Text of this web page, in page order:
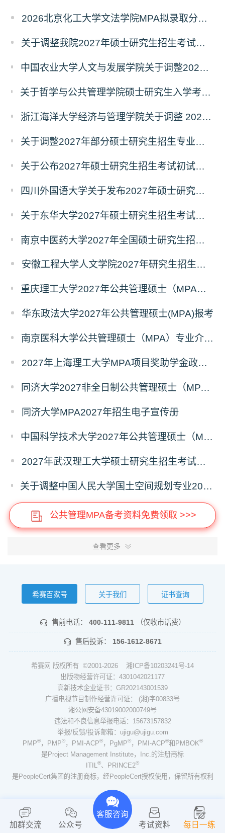
2026北京化工大学文法学院MPA拟录取分析解读
关于调整我院2027年硕士研究生招生考试科目及参考书的通知
中国农业大学人文与发展学院关于调整2027年硕士研究生招生考试初试科目的通知
关于哲学与公共管理学院硕士研究生入学考试（初试） 考试科目及参考书目变更的通知（二）
浙江海洋大学经济与管理学院关于调整 2027年硕士研究生招生考试初试科目的公告
关于调整2027年部分硕士研究生招生专业初试考试科目的公告（持续更新中）
关于公布2027年硕士研究生招生考试初试自命题科目考试大纲的通知
四川外国语大学关于发布2027年硕士研究生招生考试自命题科目大纲的公告
关于东华大学2027年硕士研究生招生考试（初试）招生目录拟调整公告（一）
南京中医药大学2027年全国硕士研究生招生考试初试自命题科目考试内容及参考书目
安徽工程大学人文学院2027年研究生招生简章
重庆理工大学2027年公共管理硕士（MPA）专业学位研究生（双证）报考
华东政法大学2027年公共管理硕士(MPA)报考
南京医科大学公共管理硕士（MPA）专业介绍（2027年）
2027年上海理工大学MPA项目奖助学金政策发布
同济大学2027非全日制公共管理硕士（MPA）奖学金方案
同济大学MPA2027年招生电子宣传册
中国科学技术大学2027年公共管理硕士（MPA）专业学位研究生招生通知
2027年武汉理工大学硕士研究生招生考试考试大纲
关于调整中国人民大学国土空间规划专业2027年全国硕士研究生招生考试初试科目的公告
公共管理MPA备考资料免费领取 >>>
查看更多
希赛百家号 关于我们 证书查询
售前电话： 400-111-9811 （仅收市话费）
售后投诉： 156-1612-8671
希赛网 版权所有 ©2001-2026 湘ICP备10203241号-14
出版物经营许可证：4301042021177
高新技术企业证书：GR202143001539
广播电视节目制作经营许可证： (湘)字00833号
湘公网安备43019002000749号
违法和不良信息举报电话：15673157832
举报/反馈/投诉邮箱：ujigu@ujigu.com
PMP®，PMP®，PMI-ACP®，PgMP®，PMI-ACP®和PMBOK®
是Project Management Institute，Inc.的注册商标
ITIL ®、PRINCE2®
是PeopleCert集团的注册商标，经PeopleCert授权使用，保留所有权利
加群交流 公众号
客服咨询
考试资料
每日一练